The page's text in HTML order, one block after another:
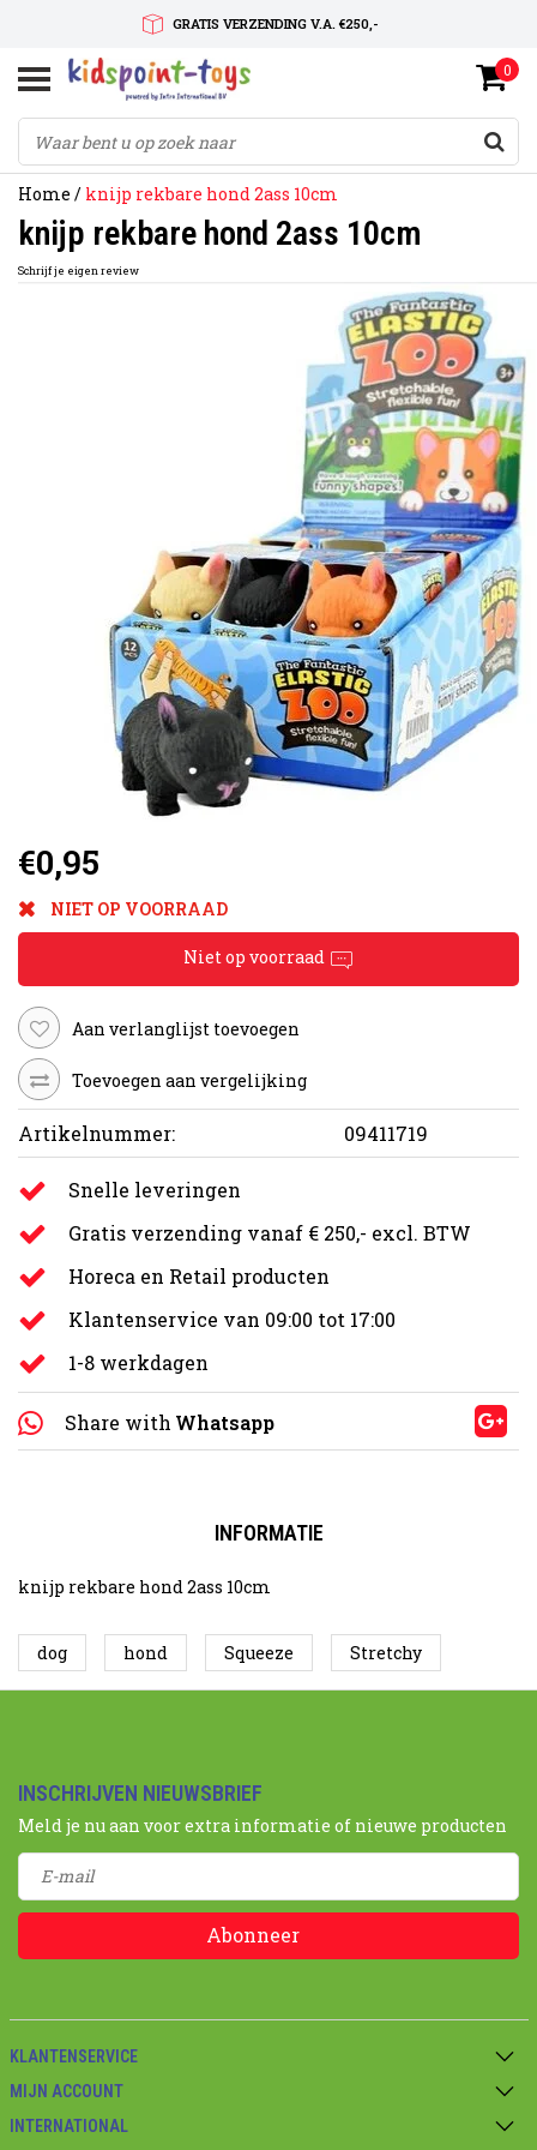
GRATIS VERZENDING V.A. €250,-
SNELLE LEVERTIJD
SERVICE OP MAAT
0
Home / knijp rekbare hond 2ass 10cm
knijp rekbare hond 2ass 10cm
Schrijf je eigen review
€0,95
NIET OP VOORRAAD
Niet op voorraad
Aan verlanglijst toevoegen
Toevoegen aan vergelijking
Artikelnummer: 09411719
Snelle leveringen
Gratis verzending vanaf € 250,- excl. BTW
Horeca en Retail producten
Klantenservice van 09:00 tot 17:00
1-8 werkdagen
Share with Whatsapp
INFORMATIE
knijp rekbare hond 2ass 10cm
dog hond Squeeze Stretchy
INSCHRIJVEN NIEUWSBRIEF
Meld je nu aan voor extra informatie of nieuwe producten
Abonneer
KLANTENSERVICE
MIJN ACCOUNT
INTERNATIONAL